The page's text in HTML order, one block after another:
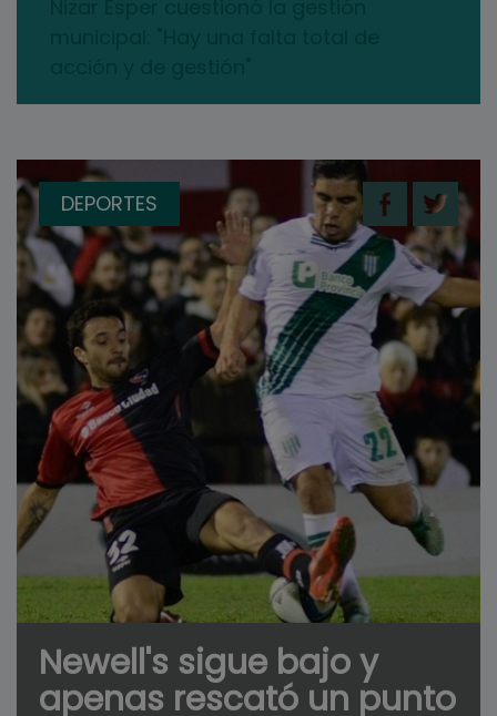
DEPORTES
Newell's sigue bajo y
apenas rescató un punto